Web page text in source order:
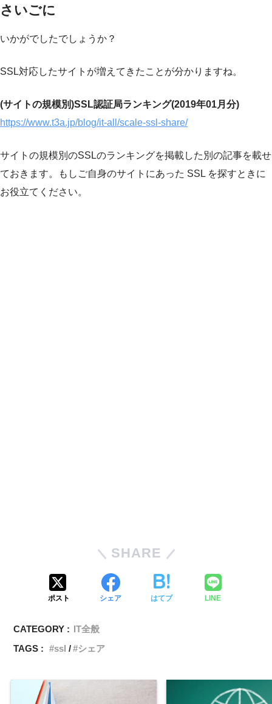
さいごに
いかがでしたでしょうか？
SSL対応したサイトが増えてきたことが分かりますね。
(サイトの規模別)SSL認証局ランキング(2019年01月分)
https://www.t3a.jp/blog/it-all/scale-ssl-share/
サイトの規模別のSSLのランキングを掲載した別の記事を載せ
ておきます。もしご自身のサイトにあった SSL を探すときに
お役立てください。
SHARE
ポスト シェア はてブ LINE
CATEGORY : IT全般
TAGS :
ssl シェア